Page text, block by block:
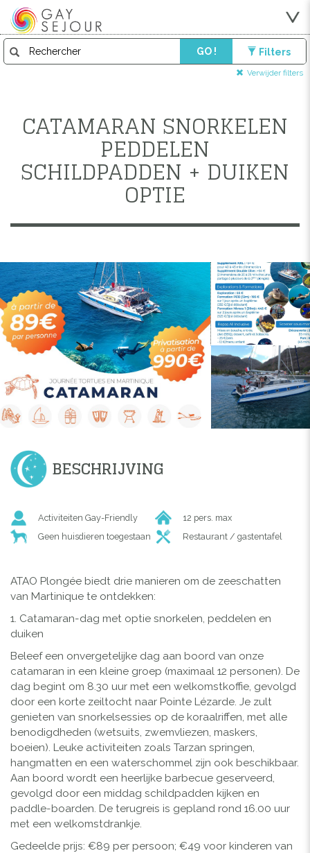
GO ! Filters
Verwijder filters
CATAMARAN SNORKELEN
PEDDELEN
SCHILDPADDEN + DUIKEN
OPTIE
BESCHRIJVING
Activiteiten Gay-Friendly
12 pers. max
Geen huisdieren toegestaan
Restaurant / gastentafel
ATAO Plongée biedt drie manieren om de zeeschatten
van Martinique te ontdekken:
1. Catamaran-dag met optie snorkelen, peddelen en
duiken
Beleef een onvergetelijke dag aan boord van onze
catamaran in een kleine groep (maximaal 12 personen). De
dag begint om 8.30 uur met een welkomstkoffie, gevolgd
door een korte zeiltocht naar Pointe Lézarde. Je zult
genieten van snorkelsessies op de koraalriffen, met alle
benodigdheden (wetsuits, zwemvliezen, maskers,
boeien). Leuke activiteiten zoals Tarzan springen,
hangmatten en een waterschommel zijn ook beschikbaar.
Aan boord wordt een heerlijke barbecue geserveerd,
gevolgd door een middag schildpadden kijken en
paddle-boarden. De terugreis is gepland rond 16.00 uur
met een welkomstdrankje.
Gedeelde prijs: €89 per persoon; €49 voor kinderen van